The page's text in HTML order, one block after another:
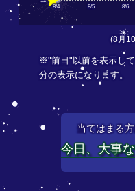
8/4 8/5 8/6
(8月
※"前日"以前を表示し
分の表示になります。
当てはまる
今日、大事